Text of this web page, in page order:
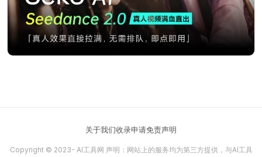
关于我们收录申请免责声明
Copyright © 2023- AI工具网 声明：网站上的服务均为第三方提供，与AI工具